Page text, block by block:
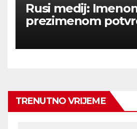
Rusi medij:
prezimenom
Ukraini.
TRENUTNO VRIJEME